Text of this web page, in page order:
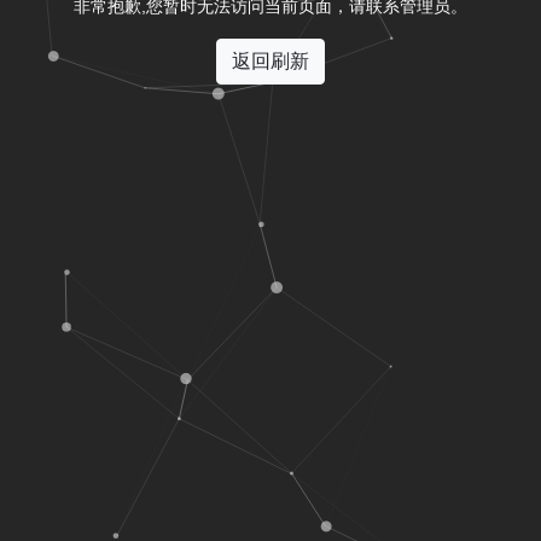
非常抱歉,您暂时无法访问当前页面，请联系管理员。
返回刷新